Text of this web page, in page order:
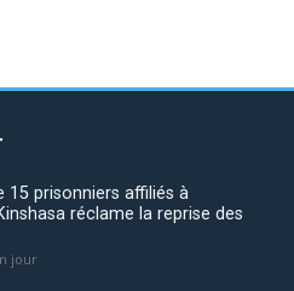
15 prisonniers affiliés à
réclame la reprise des
jour